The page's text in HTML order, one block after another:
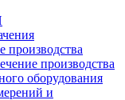
производства
производства
оборудования
и